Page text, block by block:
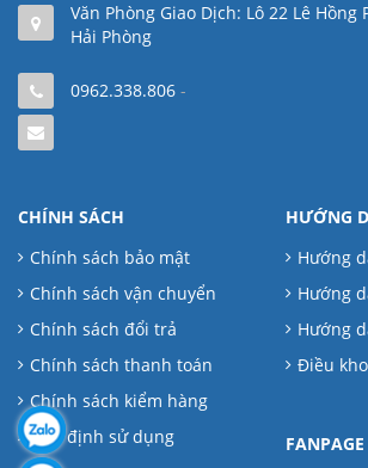
Văn Phòng Giao Dịch: Lô 22 Lê Hồng
Hải Phòng
0962.338.806 -
CHÍNH SÁCH
Chính sách bảo mật
Chính sách vận chuyển
Chính sách đổi trả
Chính sách thanh toán
Chính sách kiểm hàng
Quy định sử dụng
HƯỚNG
Hướng
Hướng
Hướng
Điều
FANPAGE